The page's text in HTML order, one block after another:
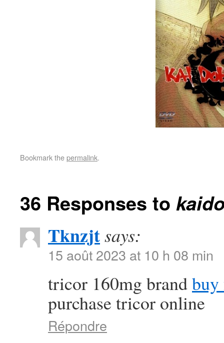
Bookmark thepermalink.
36 Responses to
Tknzjtsays:
15 août 2023 at 10 h 08 min
tricor 160mg brandbuy
purchase tricor online
Répondre